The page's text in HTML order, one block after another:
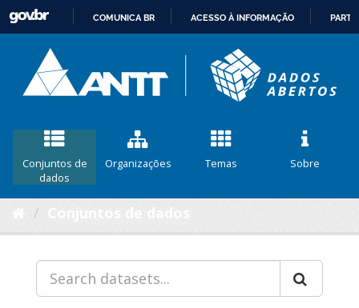
CONTEÚDO
COMUNICA BR ACESSO À INFORMAÇÃO
Conjuntos de
dados
Organizações Temas Sobre